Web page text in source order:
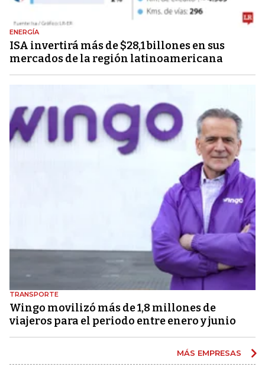
ENERGÍA
ISA invertirá más de $28,1 billones en sus
mercados de la región latinoamericana
TRANSPORTE
Wingo movilizó más de 1,8 millones de
viajeros para el periodo entre enero y junio
MÁS EMPRESAS